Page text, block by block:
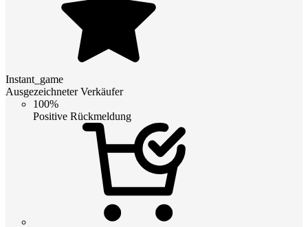
Instant_game
Ausgezeichneter Verkäufer
100%
Positive Rückmeldung